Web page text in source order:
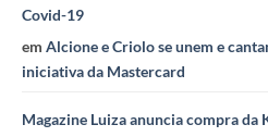
Covid-19
em Alcione e Criolo se unem e
iniciativa da Mastercard
Magazine Luiza anuncia compra da